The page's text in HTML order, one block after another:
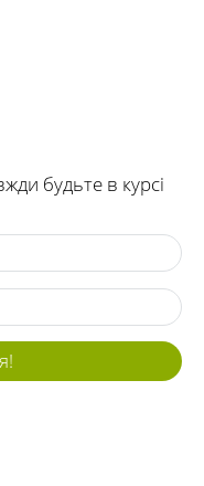
будьте в курсі